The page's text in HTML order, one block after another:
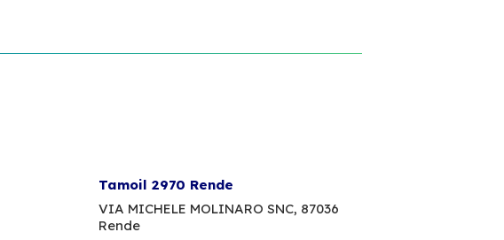
Tamoil 2970 Rende
VIA MICHELE MOLINARO SNC, 87036
Rende